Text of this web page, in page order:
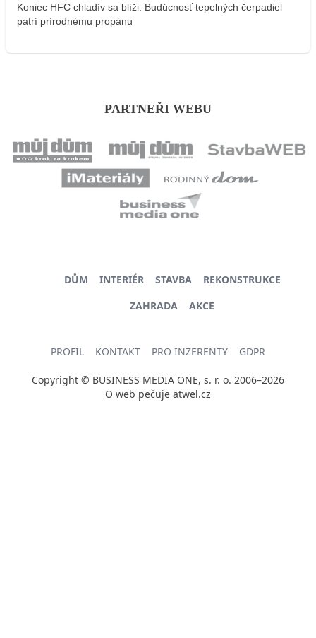
Koniec HFC chladív sa blíži. Budúcnosť tepelných čerpadiel
patrí prírodnému propánu
PARTNEŘI WEBU
DŮM INTERIÉR STAVBA
REKONSTRUKCE
ZAHRADA
AKCE
PROFIL KONTAKT PRO INZERENTY GDPR
Copyright © BUSINESS MEDIA ONE, s. r. o. 2006–2026